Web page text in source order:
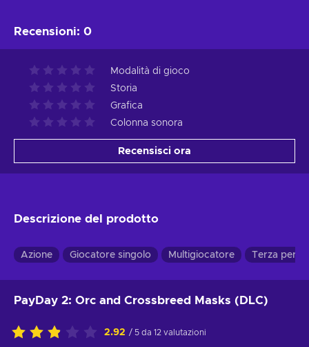
Recensioni: 0
Modalità di gioco
Storia
Grafica
Colonna sonora
Recensisci ora
Descrizione del prodotto
Azione Giocatore singolo Multigiocatore Terza
PayDay 2: Orc and Crossbreed Masks (DLC)
2.92 / 5 da 12 valutazioni